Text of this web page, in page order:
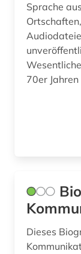
Sprache
70er
Dieses